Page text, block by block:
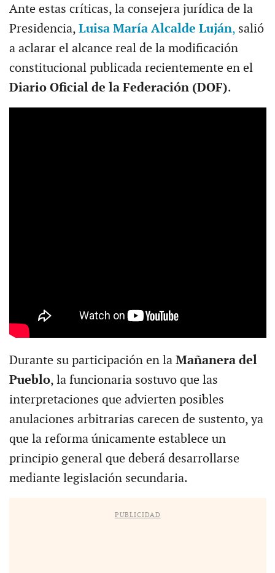
Ante estas críticas, la consejera jurídica de la
Presidencia, Luisa María Alcalde Luján,salió
a aclarar el alcance real de la modificación
constitucional publicada recientemente en el
Diario Oficial de la Federación (DOF).
Durante su participación en la Mañanera del
Pueblo, la funcionaria sostuvo que las
interpretaciones que advierten posibles
anulaciones arbitrarias carecen de sustento, ya
que la reforma únicamente establece un
principio general que deberá desarrollarse
mediante legislación secundaria.
PUBLICIDAD